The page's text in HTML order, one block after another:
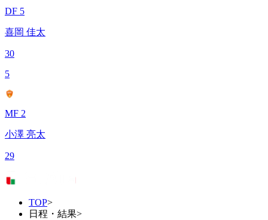
DF 5
喜岡 佳太
30
5
MF 2
小澤 亮太
29
TOP>
日程・結果>